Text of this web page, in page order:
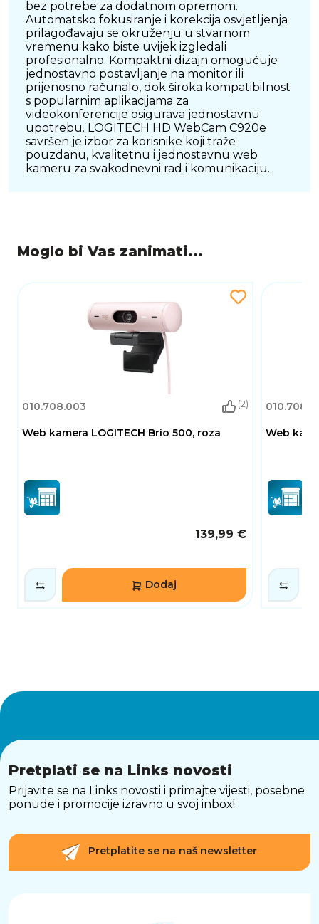
bez potrebe za dodatnom opremom.
Automatsko fokusiranje i korekcija osvjetljenja
prilagođavaju se okruženju u stvarnom
vremenu kako biste uvijek izgledali
profesionalno. Kompaktni dizajn omogućuje
jednostavno postavljanje na monitor ili
prijenosno računalo, dok široka kompatibilnost
s popularnim aplikacijama za
videokonferencije osigurava jednostavnu
upotrebu. LOGITECH HD WebCam C920e
savršen je izbor za korisnike koji traže
pouzdanu, kvalitetnu i jednostavnu web
kameru za svakodnevni rad i komunikaciju.
Moglo bi Vas zanimati...
010.708.003 (2)
Web kamera LOGITECH Brio 500, roza
139,99 €
Dodaj
Web
Pretplati se na Links novosti
Prijavite se na Links novosti i primajte vijesti, posebne
ponude i promocije izravno u svoj inbox!
Pretplatite se na naš newsletter